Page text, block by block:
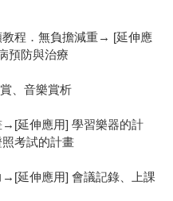
程．無負擔減重→ [延伸應
預防與治療
、音樂賞析
延伸應用] 學習樂器的計
考試的計畫
延伸應用] 會議記錄、上課